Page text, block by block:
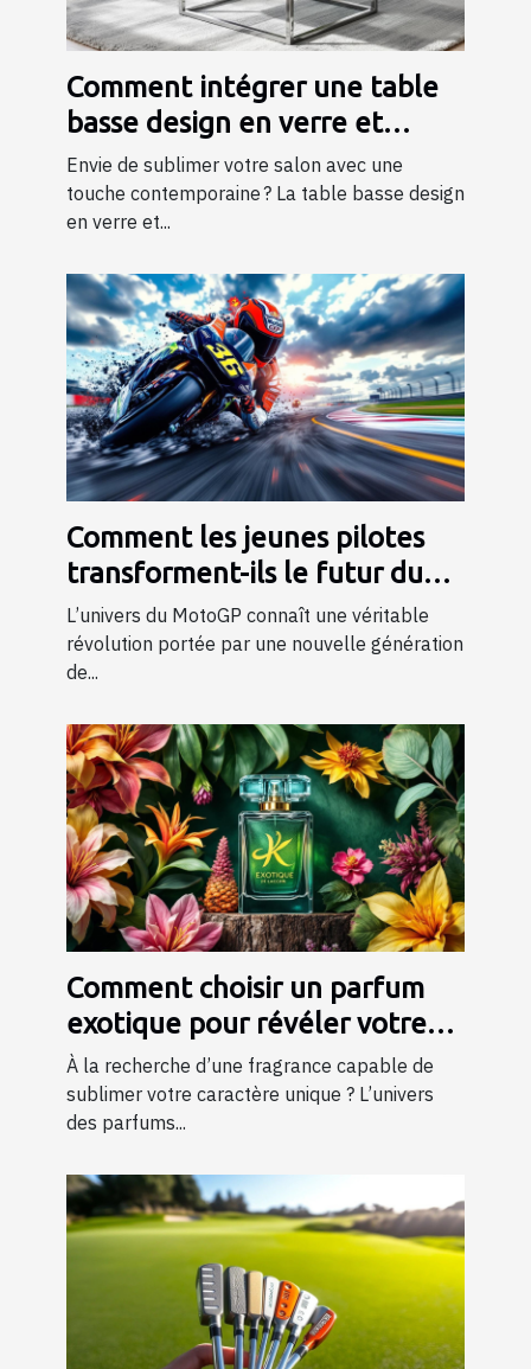
Comment intégrer une table
basse design en verre et
métal dans votre salon ?
Envie de sublimer votre salon avec une
touche contemporaine ? La table basse design
en verre et...
Comment les jeunes pilotes
transforment-ils le futur du
MotoGP ?
L’univers du MotoGP connaît une véritable
révolution portée par une nouvelle génération
de...
Comment choisir un parfum
exotique pour révéler votre
personnalité?
À la recherche d’une fragrance capable de
sublimer votre caractère unique ? L’univers
des parfums...